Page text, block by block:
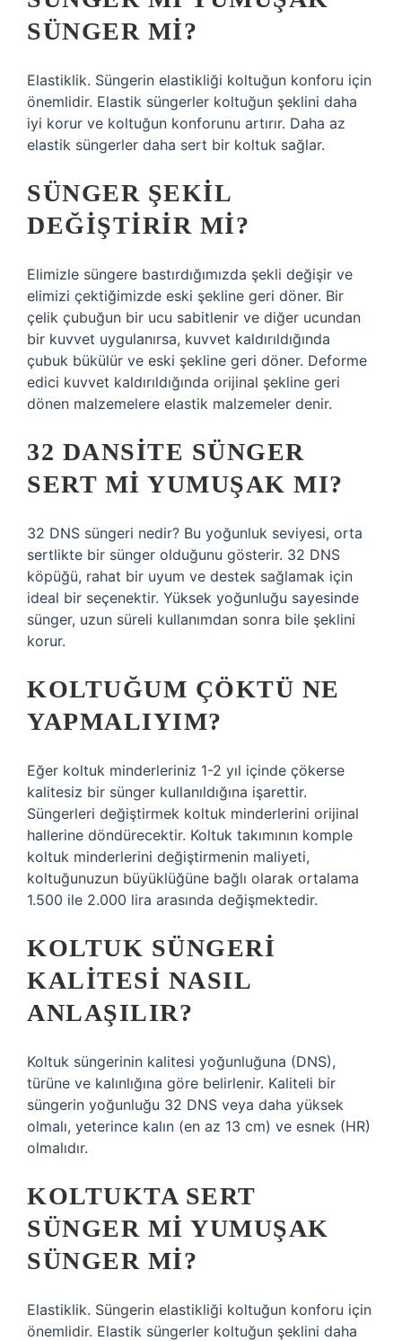
SÜNGER MI?
Elastiklik. Süngerin elastikliği koltuğun konforu için
önemlidir. Elastik süngerler koltuğun şeklini daha
iyi korur ve koltuğun konforunu artırır. Daha az
elastik süngerler daha sert bir koltuk sağlar.
SÜNGER ŞEKIL
DEĞIŞTIRIR MI?
Elimizle süngere bastırdığımızda şekli değişir ve
elimizi çektiğimizde eski şekline geri döner. Bir
çelik çubuğun bir ucu sabitlenir ve diğer ucundan
bir kuvvet uygulanırsa, kuvvet kaldırıldığında
çubuk bükülür ve eski şekline geri döner. Deforme
edici kuvvet kaldırıldığında orijinal şekline geri
dönen malzemelere elastik malzemeler denir.
32 DANSITE SÜNGER
SERT MI YUMUŞAK MI?
32 DNS süngeri nedir? Bu yoğunluk seviyesi, orta
sertlikte bir sünger olduğunu gösterir. 32 DNS
köpüğü, rahat bir uyum ve destek sağlamak için
ideal bir seçenektir. Yüksek yoğunluğu sayesinde
sünger, uzun süreli kullanımdan sonra bile şeklini
korur.
KOLTUĞUM ÇÖKTÜ NE
YAPMALIYIM?
Eğer koltuk minderleriniz 1-2 yıl içinde çökerse
kalitesiz bir sünger kullanıldığına işarettir.
Süngerleri değiştirmek koltuk minderlerini orijinal
hallerine döndürecektir. Koltuk takımının komple
koltuk minderlerini değiştirmenin maliyeti,
koltuğunuzun büyüklüğüne bağlı olarak ortalama
1.500 ile 2.000 lira arasında değişmektedir.
KOLTUK SÜNGERI
KALITESI NASIL
ANLAŞILIR?
Koltuk süngerinin kalitesi yoğunluğuna (DNS),
türüne ve kalınlığına göre belirlenir. Kaliteli bir
süngerin yoğunluğu 32 DNS veya daha yüksek
olmalı, yeterince kalın (en az 13 cm) ve esnek (HR)
olmalıdır.
KOLTUKTA SERT
SÜNGER MI YUMUŞAK
SÜNGER MI?
Elastiklik. Süngerin elastikliği koltuğun konforu için
önemlidir. Elastik süngerler koltuğun şeklini daha